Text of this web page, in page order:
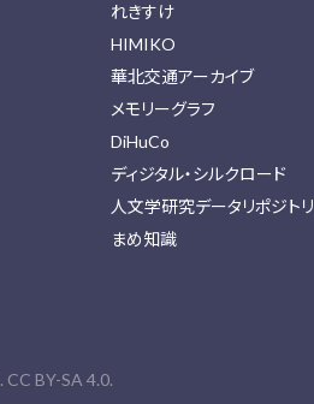
れきすけ
HIMIKO
華北交通アーカイブ
メモリーグラフ
DiHuCo
ディジタル・シルクロード
人文学研究データリポジトリ
まめ知識
. CC BY-SA 4.0.